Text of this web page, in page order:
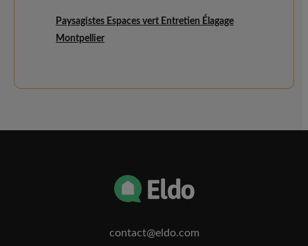
Paysagistes Espaces vert Entretien Élagage
Montpellier
contact@eldo.com